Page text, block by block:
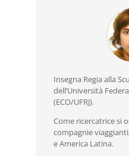
Insegna Regia alla
dell’Università
(ECO/UFRJ).
Come ricercatrice si
compagnie
e America Latina.